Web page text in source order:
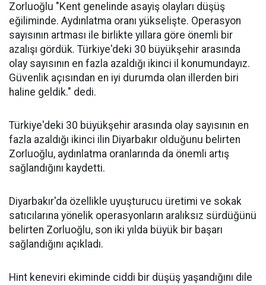
Zorluoğlu "Kent genelinde asayiş olayları düşüş
eğiliminde. Aydınlatma oranı yükselişte. Operasyon
sayısının artması ile birlikte yıllara göre önemli bir
azalışı gördük. Türkiye'deki 30 büyükşehir arasında
olay sayısının en fazla azaldığı ikinci il konumundayız.
Güvenlik açısından en iyi durumda olan illerden biri
haline geldik." dedi.
Türkiye'deki 30 büyükşehir arasında olay sayısının en
fazla azaldığı ikinci ilin Diyarbakır olduğunu belirten
Zorluoğlu, aydınlatma oranlarında da önemli artış
sağlandığını kaydetti.
Diyarbakır'da özellikle uyuşturucu üretimi ve sokak
satıcılarına yönelik operasyonların aralıksız sürdüğünü
belirten Zorluoğlu, son iki yılda büyük bir başarı
sağlandığını açıkladı.
Hint keneviri ekiminde ciddi bir düşüş yaşandığını dile